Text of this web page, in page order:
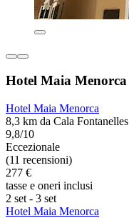
Hotel Maia Menorca
Hotel Maia Menorca
8,3 km da Cala Fontanelles
9,8/10
Eccezionale
(11 recensioni)
277 €
tasse e oneri inclusi
2 set - 3 set
Hotel Maia Menorca